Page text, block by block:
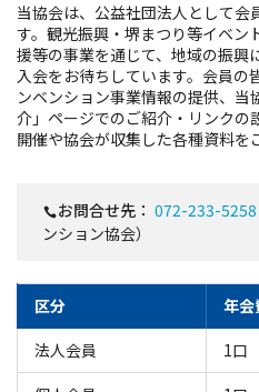
団体旅行
コンベンション・スポーツ
団体向け食事・お弁当
助成制度のご案内
お知らせ
当協会は、公益社団法人として会
す。観光振興・堺まつり等イベン
援等の事業を通じて、地域の振興
入会をお待ちしています。会員の
ンベンション事業情報の提供、
介」ページでのご紹介・リンクの
開催や協会が収集した各種資料を
お問合せ先： 072-233-5258
ンション協会）
区分
年会
法人会員
1口